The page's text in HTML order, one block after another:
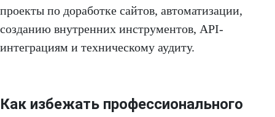
проекты по доработке сайтов, автоматизации,
созданию внутренних инструментов, API-
интеграциям и техническому аудиту.
Как избежать профессионального